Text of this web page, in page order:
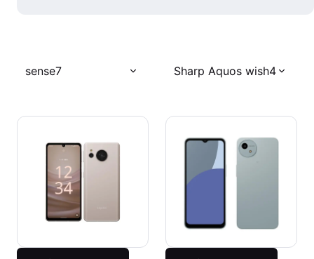
sense7 Sharp Aquos wish4